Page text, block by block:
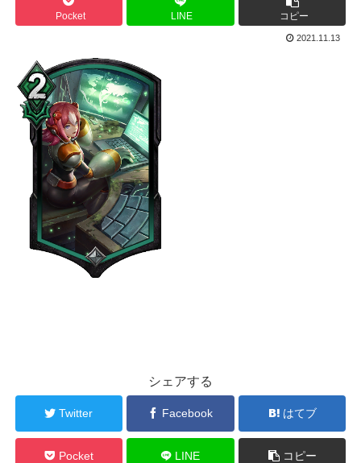
Pocket LINE コピー
2021.11.13
シェアする
Twitter Facebook はてブ
Pocket LINE コピー